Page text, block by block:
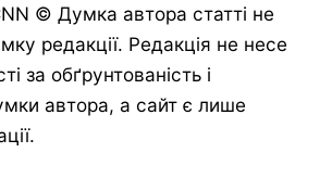
© Думка автора статті не
редакції. Редакція не несе
за обґрунтованість і
автора, а сайт є лише